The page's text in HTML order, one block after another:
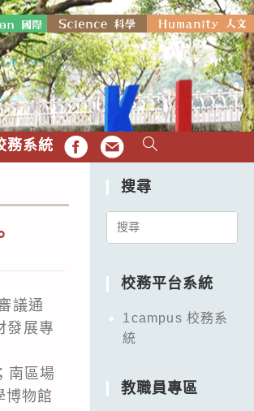
務系統 FB EMAIL
議通
發展專
南區場
博物館
搜尋
Search
校務平台系統
1campus 校務系
統
教職員專區